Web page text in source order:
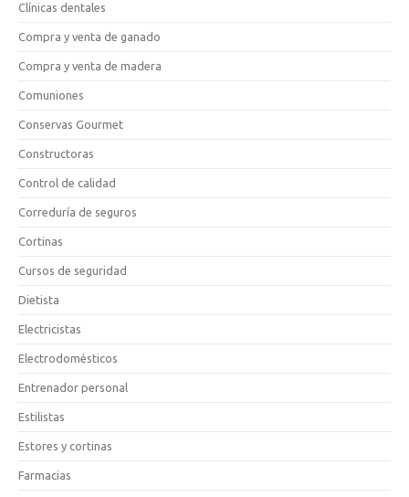
Clínicas dentales
Compra y venta de ganado
Compra y venta de madera
Comuniones
Conservas Gourmet
Constructoras
Control de calidad
Correduría de seguros
Cortinas
Cursos de seguridad
Dietista
Electricistas
Electrodomésticos
Entrenador personal
Estilistas
Estores y cortinas
Farmacias